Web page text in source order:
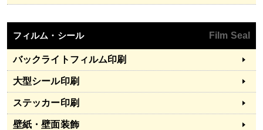
フィルム・シール Film Seal
バックライトフィルム印刷
大型シール印刷
ステッカー印刷
壁紙・壁面装飾